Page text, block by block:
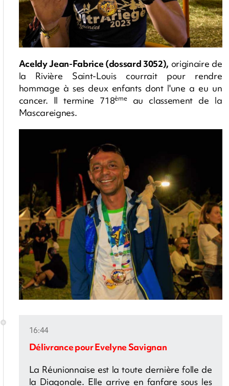
Aceldy Jean-Fabrice (dossard 3052), originaire de
la Rivière Saint-Louis courrait pour rendre
hommage à ses deux enfants dont l'une a eu un
cancer. Il termine 718èmeau classement de la
Mascareignes.
16:44
Délivrance pour Evelyne Savignan
La Réunionnaise est la toute dernière folle de
la Diagonale. Elle arrive en fanfare sous les